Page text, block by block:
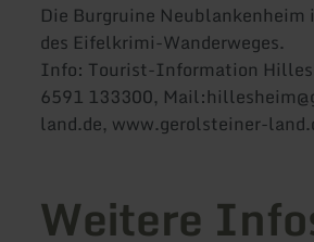
Die Burgruine Neublankenheim
des Eifelkrimi-Wanderweges.
Info: Tourist-Information
6591 133300,
land.de, www.gerolsteiner-
Weitere